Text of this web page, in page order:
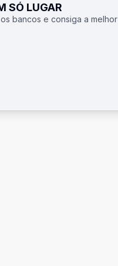
SÓ LUGAR
bancos e consiga a melhor